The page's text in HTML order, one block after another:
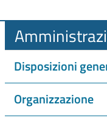
Disposizioni
Organizzazione